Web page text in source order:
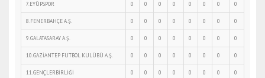
7.EYÜPSPOR 0 0 0 0 0 0 0 0
8.FENERBAHÇE A.Ş. 0 0 0 0 0 0 0 0
9.GALATASARAY A.Ş. 0 0 0 0 0 0 0 0
10.GAZİANTEP FUTBOL KULÜBÜ A.Ş. 0 0 0 0 0 0 0 0
11.GENÇLERBİRLİĞİ 0 0 0 0 0 0 0 0